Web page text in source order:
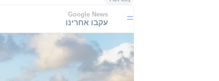
Google News
עקבו אחרינו